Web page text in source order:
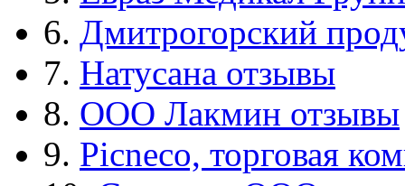
6. Дмитрогорский
7. Натусана отзывы
8. ООО Лакмин отзывы
9. Picneco, торговая